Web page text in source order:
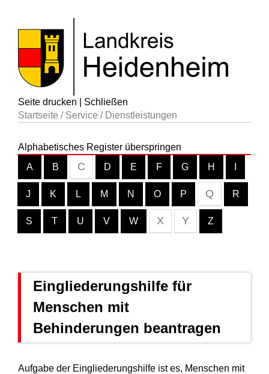
Seite drucken
Schließen
Startseite / Service / Dienstleistungen
Alphabetisches Register überspringen
A
B C D E F G H
J K L M N O P Q R
S T U V W X Y Z
Eingliederungshilfe für
Menschen mit
Behinderungen beantragen
Aufgabe der Eingliederungshilfe ist es, Menschen mit